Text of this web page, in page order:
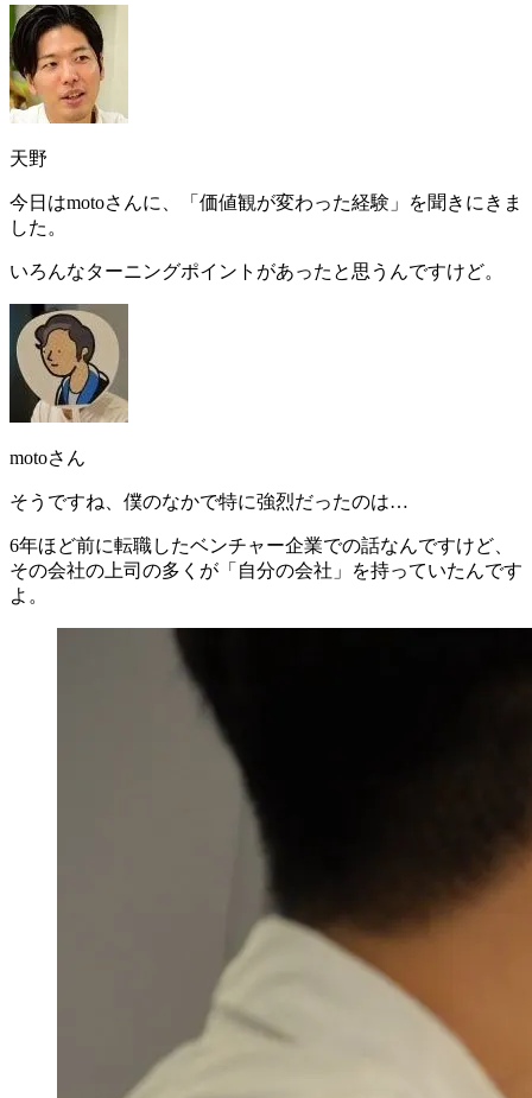
天野
今日はmotoさんに、「価値観が変わった経験」を聞きにきま
した。
いろんなターニングポイントがあったと思うんですけど。
motoさん
そうですね、僕のなかで特に強烈だったのは…
6年ほど前に転職したベンチャー企業での話なんですけど、
その会社の上司の多くが 「自分の会社」を持っていた んです
よ。